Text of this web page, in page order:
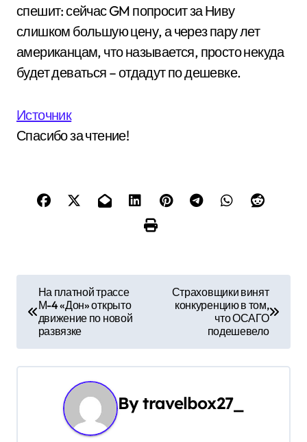
спешит: сейчас GM попросит за Ниву
слишком большую цену, а через пару лет
американцам, что называется, просто некуда
будет деваться – отдадут по дешевке.
Источник
Спасибо за чтение!
в
и
На платной трассе
М-4 «Дон» открыто
движение по новой
развязке
Страховщики винят
конкуренцию в том,
что ОСАГО
подешевело
Bytravelbox27_